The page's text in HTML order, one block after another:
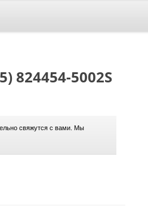
824454-5002S
свяжутся с вами. Мы